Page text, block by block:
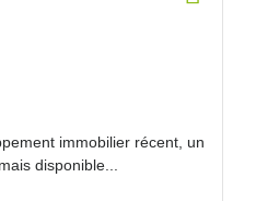
immobilier récent, un
disponible...